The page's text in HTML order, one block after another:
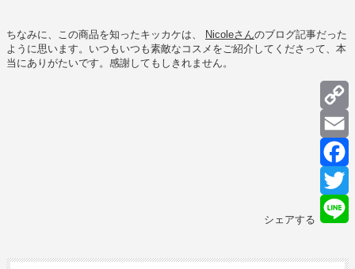
ちなみに、この商品を知ったキッカケは、 Nicoleさんのブログ記事だった
ように思います。いつもいつも素敵なコスメをご紹介してくださって、本
当にありがたいです。感謝してもしきれません。
シェアする